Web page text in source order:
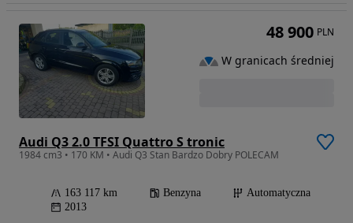
Audi Q3 2.0 TFSI Quattro S tronic
1984 cm3 • 170 KM • Audi Q3 Stan Bardzo Dobry POLECAM
163 117 km Benzyna
Automatyczna
2013
48 900 PLN
W granicach średniej